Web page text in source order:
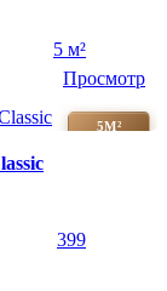
5 м²
Просмотр
5М²
399